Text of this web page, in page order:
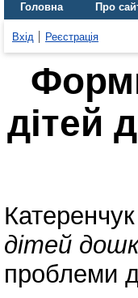
Головна Про
Вхід Реєстрація
дітей
дітей
проблеми